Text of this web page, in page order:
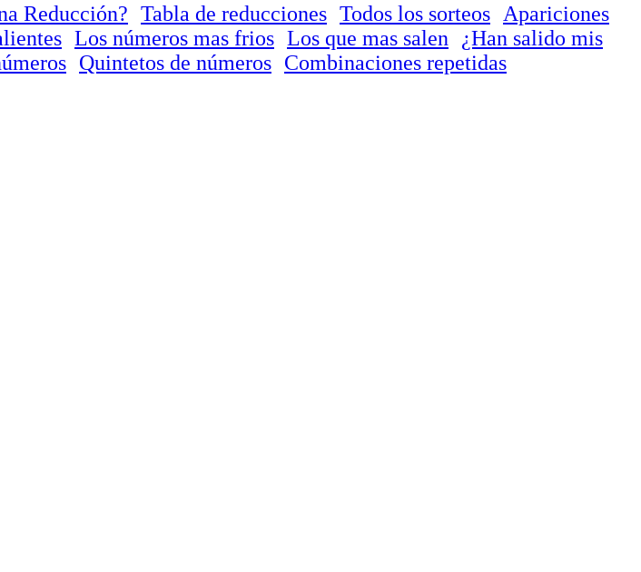
Reducción? Tabla de reducciones Todos los sorteos
Apariciones
Los números mas frios Los que mas salen
¿Han salido mis
Quintetos de números Combinaciones repetidas